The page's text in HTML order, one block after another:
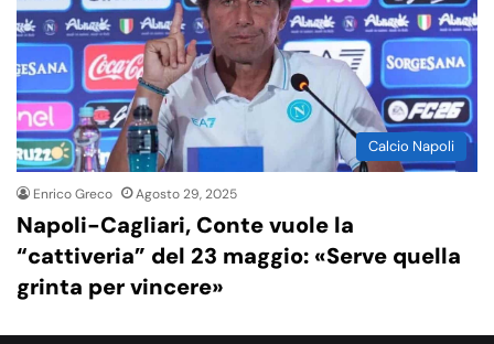
Calcio Napoli
Enrico Greco Agosto 29, 2025
Napoli-Cagliari, Conte vuole la
“cattiveria” del 23 maggio: «Serve quella
grinta per vincere»